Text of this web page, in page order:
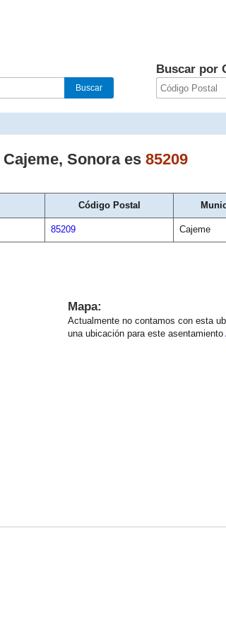
Buscar por
Cajeme, Sonoraes 85209
Código Postal
85209 Cajeme
Mapa:
Actualmente no contamos con esta
una ubicación para este asentamiento